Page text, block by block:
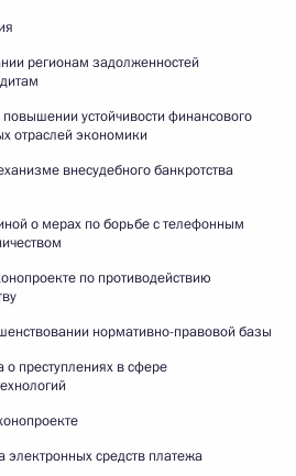
регионам задолженностей
устойчивости финансового
отраслей экономики
внесудебного банкротства
о мерах по борьбе с телефонным
по противодействию
нормативно-правовой базы
преступлениях в сфере
электронных средств платежа